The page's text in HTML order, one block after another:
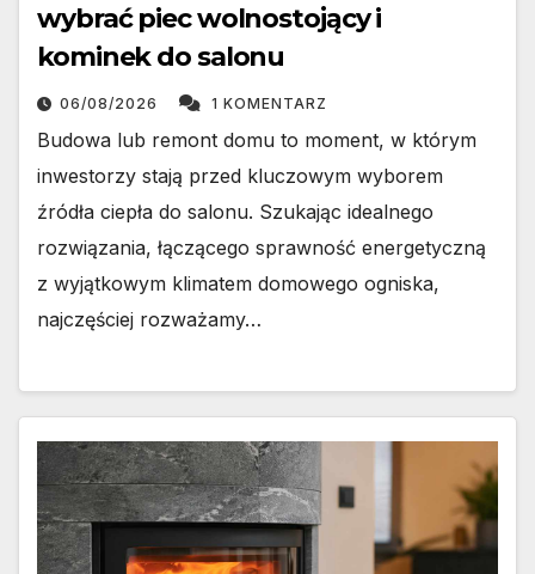
wybrać piec wolnostojący i
kominek do salonu
06/08/2026 1 KOMENTARZ
Budowa lub remont domu to moment, w którym
inwestorzy stają przed kluczowym wyborem
źródła ciepła do salonu. Szukając idealnego
rozwiązania, łączącego sprawność energetyczną
z wyjątkowym klimatem domowego ogniska,
najczęściej rozważamy…